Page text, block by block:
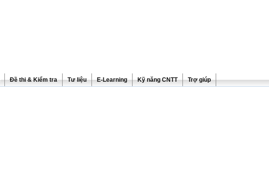
Đề thi & Kiểm tra Tư liệu E-Learning Kỹ năng CNTT Trợ giúp